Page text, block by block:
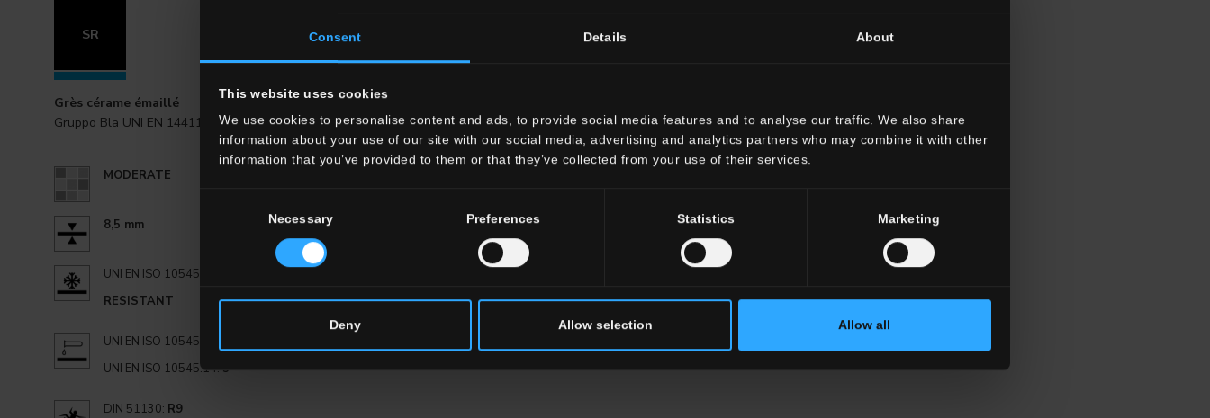
Consent Details About
This website uses cookies
We use cookies to personalise content and ads, to provide social media features and to analyse our traffic. We also share
information about your use of our site with our social media, advertising and analytics partners who may combine it with other
information that you’ve provided to them or that they’ve collected from your use of their services.
Necessary Preferences Statistics Marketing
Deny Allow selection Allow all
SR
Grès cérame émaillé
Gruppo Bla UNI EN 14411_G
MODERATE
8,5 mm
UNI EN ISO 10545.12:
RESISTANT
UNI EN ISO 10545.13:
UNI EN ISO 10545.14:5
DIN 51130: R9
20x120 . 8"x48"